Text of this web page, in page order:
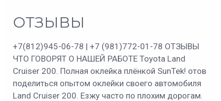
ОТЗЫВЫ
+7(812)945-06-78 | +7 (981)772-01-78 ОТЗЫВЫ
ЧТО ГОВОРЯТ О НАШЕЙ РАБОТЕ Toyota Land
Cruiser 200. Полная оклейка плёнкой SunTek! отов
поделиться опытом оклейки своего автомобиля
Land Cruiser 200. Езжу часто по плохим дорогам.
ОТЗЫВЫ